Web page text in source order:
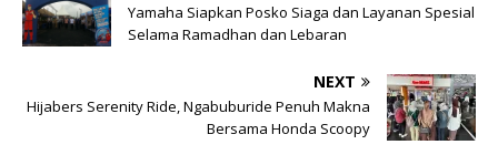
Yamaha Siapkan Posko Siaga dan Layanan Spesial
Selama Ramadhan dan Lebaran
NEXT
Hijabers Serenity Ride, Ngabuburide Penuh Makna
Bersama Honda Scoopy